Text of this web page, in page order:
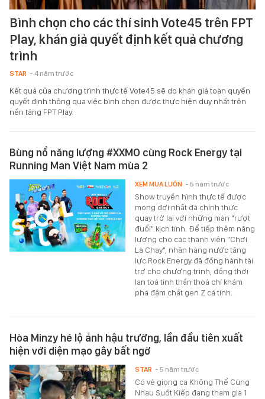
Bình chọn cho các thí sinh Vote45 trên FPT
Play, khán giả quyết định kết quả chương
trình
STAR - 4 năm trước
Kết quả của chương trình thực tế Vote45 sẽ do khán giả toàn quyền
quyết định thông qua việc bình chọn được thực hiện duy nhất trên
nền tảng FPT Play.
Bùng nổ năng lượng #XXMO cùng Rock Energy tại
Running Man Việt Nam mùa 2
Show truyền hình thực tế được
mong đợi nhất đã chính thức
quay trở lại với những màn "rượt
đuổi" kịch tính. Để tiếp thêm năng
lượng cho các thành viên "Chơi
Là Chạy", nhãn hàng nước tăng
lực Rock Energy đã đồng hành tài
trợ cho chương trình, đồng thời
lan toả tinh thần thoả chí khám
phá đậm chất gen Z cá tính.
XEM MUA LUÔN - 5 năm trước
Hòa Minzy hé lộ ảnh hậu trường, lần đầu tiên xuất
hiện với diện mạo gây bất ngờ
Có vẻ giọng ca Không Thể Cùng
Nhau Suốt Kiếp đang tham gia 1
STAR - 5 năm trước